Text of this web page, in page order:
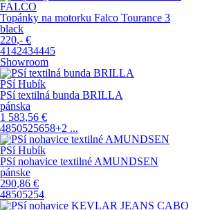
FALCO
Topánky na motorku Falco Tourance 3
black
220,- €
4142434445
Showroom
PSí Hubík
PSí textilná bunda BRILLA
pánska
1 583,56 €
4850525658+2 ...
PSí Hubík
PSí nohavice textilné AMUNDSEN
pánske
290,86 €
48505254